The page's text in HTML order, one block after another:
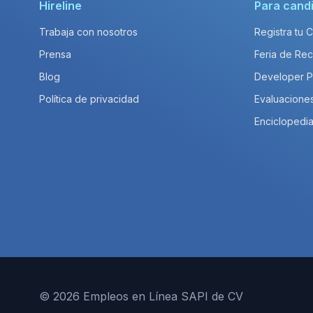
Hireline
Trabaja con nosotros
Prensa
Blog
Política de privacidad
Para
Registra tu
Feria de
Developer
© 2026 Empleos en Línea SAPI de CV